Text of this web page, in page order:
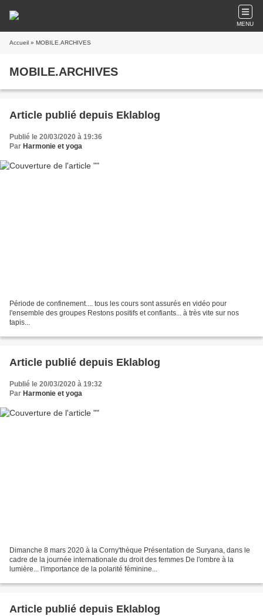
MENU
Accueil » MOBILE.ARCHIVES
MOBILE.ARCHIVES
Article publié depuis Eklablog
Publié le 20/03/2020 à 19:36
Par Harmonie et yoga
Période de confinement.... tous les cours sont assurés en vidéo pour
l'ensemble des groupes Restons positifs et confiants... à très vite sur nos
tapis...
Article publié depuis Eklablog
Publié le 20/03/2020 à 19:32
Par Harmonie et yoga
Dimanche 8 mars 2020 à la Corny'thèque Présentation de Suryana, dans le
cadre de la journée internationale du droit des femmes De l'ombre à la
lumière... l'importance de la polarité féminine...
Article publié depuis Eklablog